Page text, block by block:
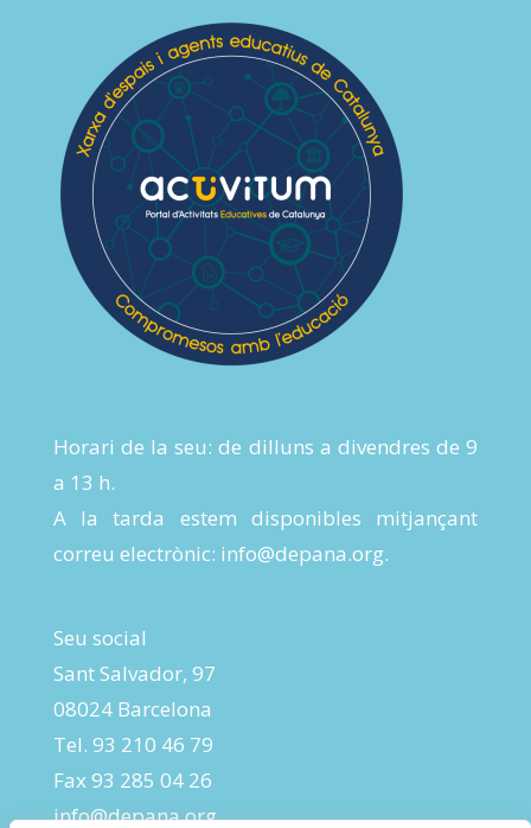
Horari de la seu: de dilluns a divendres de 9
a 13 h.
A la tarda estem disponibles mitjançant
correu electrònic: info@depana.org.
Seu social
Sant Salvador, 97
08024 Barcelona
Tel. 93 210 46 79
Fax 93 285 04 26
info@depana.org